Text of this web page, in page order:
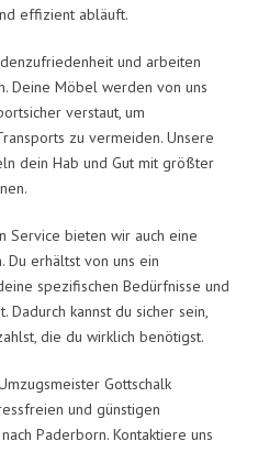
effizient abläuft.
und arbeiten
Deine Möbel werden von uns
verstaut, um
zu vermeiden. Unsere
dein Hab und Gut mit größter
Service bieten wir auch eine
Du erhältst von uns ein
spezifischen Bedürfnisse und
Dadurch kannst du sicher sein,
die du wirklich benötigst.
Gottschalk
und günstigen
Paderborn. Kontaktiere uns